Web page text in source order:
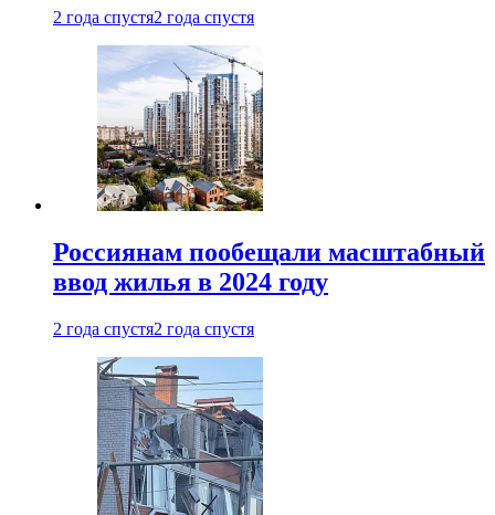
2 года спустя2 года спустя
Россиянам пообещали масштабный
ввод жилья в 2024 году
2 года спустя2 года спустя